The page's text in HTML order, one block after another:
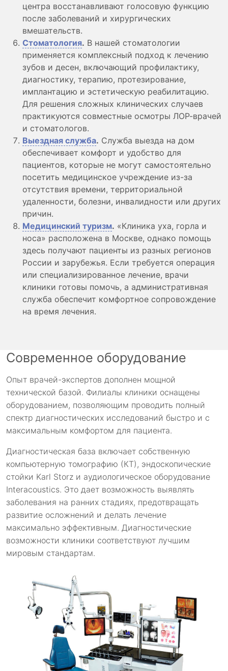
центра восстанавливают голосовую функцию
после заболеваний и хирургических
вмешательств.
Стоматология. В нашей стоматологии
применяется комплексный подход к лечению
зубов и десен, включающий профилактику,
диагностику, терапию, протезирование,
имплантацию и эстетическую реабилитацию.
Для решения сложных клинических случаев
практикуются совместные осмотры ЛОР-врачей
и стоматологов.
Выездная служба. Служба выезда на дом
обеспечивает комфорт и удобство для
пациентов, которые не могут самостоятельно
посетить медицинское учреждение из-за
отсутствия времени, территориальной
удаленности, болезни, инвалидности или других
причин.
Медицинский туризм. «Клиника уха, горла и
носа» расположена в Москве, однако помощь
здесь получают пациенты из разных регионов
России и зарубежья. Если требуется операция
или специализированное лечение, врачи
клиники готовы помочь, а административная
служба обеспечит комфортное сопровождение
на время лечения.
Современное оборудование
Опыт врачей-экспертов дополнен мощной
технической базой. Филиалы клиники оснащены
оборудованием, позволяющим проводить полный
спектр диагностических исследований быстро и с
максимальным комфортом для пациента.
Диагностическая база включает собственную
компьютерную томографию (КТ), эндоскопические
стойки Karl Storz и аудиологическое оборудование
Interacoustics. Это дает возможность выявлять
заболевания на ранних стадиях, предотвращать
развитие осложнений и делать лечение
максимально эффективным. Диагностические
возможности клиники соответствуют лучшим
мировым стандартам.